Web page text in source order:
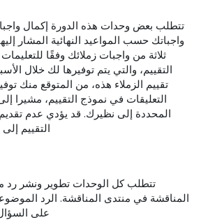
تتطلب بعض وحدات هذه الدورة إكمال
واجباتك حسب المواعيد النهائية المشار
ثلاثة من واجبات زملائك وفقًا
التقييم، والتي يتم توفيرها لك خلال
تقييم الزملاء هذه، من المتوقع منك
التعليقات في نموذج التقييم، مشيرا
المحددة إلى نظيرك. قد يؤدي عدم تقديم
التقييم
تتطلب كل الوحدات تطوير ونشر
المناقشة في منتدى المناقشة. الرد
على